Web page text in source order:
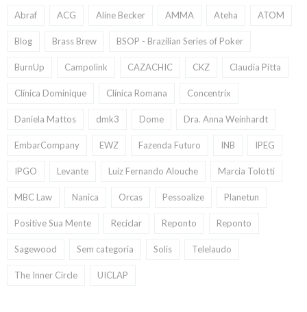
Abraf ACG Aline Becker AMMA Ateha ATOM
Blog Brass Brew BSOP - Brazilian Series of Poker
BurnUp Campolink CAZACHIC CKZ Claudia Pitta
Clínica Dominique Clínica Romana Concentrix
Daniela Mattos dmk3 Dome Dra. Anna Weinhardt
EmbarCompany EWZ Fazenda Futuro INB IPEG
IPGO Levante Luiz Fernando Alouche Marcia Tolotti
MBC Law Nanica Orcas Pessoalize Planetun
Positive Sua Mente Reciclar Reponto Reponto
Sagewood Sem categoria Solis Telelaudo
The Inner Circle UICLAP